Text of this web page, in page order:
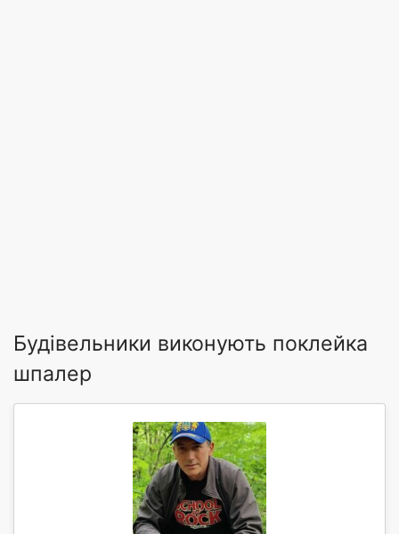
Будівельники виконують поклейка
шпалер